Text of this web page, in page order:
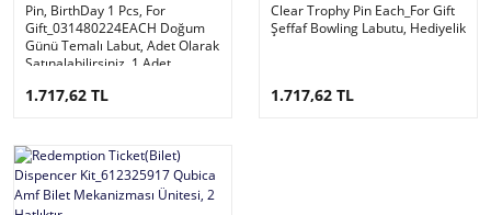
Pin, BirthDay 1 Pcs, For
Gift_031480224EACH Doğum
Günü Temalı Labut, Adet Olarak
Satınalabilirsiniz. 1 Adet
1.717,62 TL
Clear Trophy Pin Each_For Gift
Şeffaf Bowling Labutu, Hediyelik
1.717,62 TL